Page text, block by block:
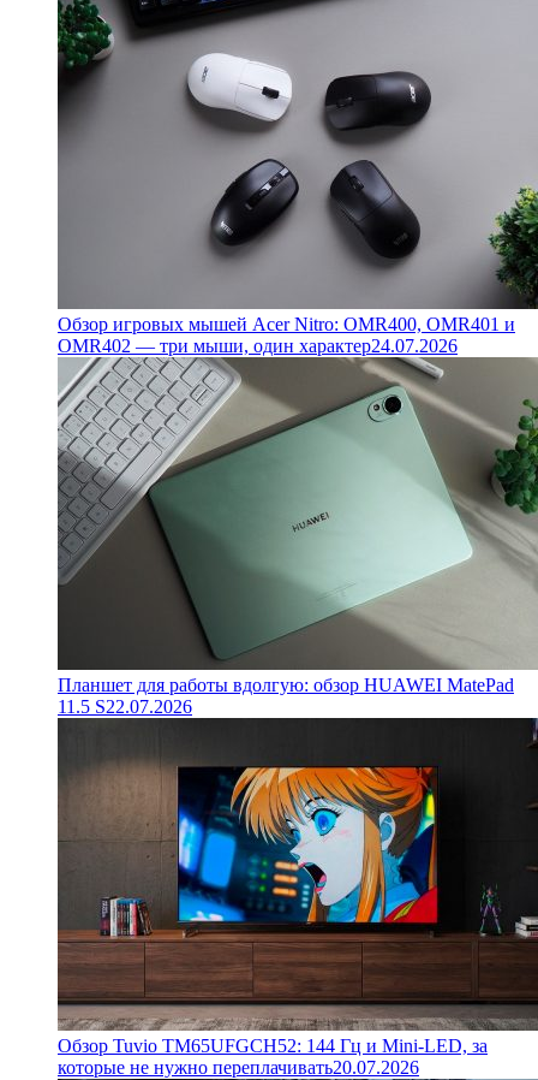
Обзор игровых мышей Acer Nitro: OMR400, OMR401 и
OMR402 — три мыши, один характер24.07.2026
Планшет для работы вдолгую: обзор HUAWEI MatePad
11.5 S22.07.2026
Обзор Tuvio TM65UFGCH52: 144 Гц и Mini-LED, за
которые не нужно переплачивать20.07.2026